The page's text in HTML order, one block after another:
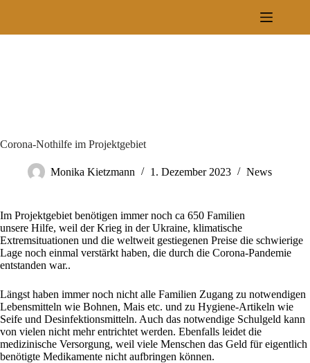
Corona-Nothilfe im Projektgebiet
Monika Kietzmann 1. Dezember 2023 News
Im Projektgebiet benötigen immer noch ca 650 Familien
unsere Hilfe, weil der Krieg in der Ukraine, klimatische
Extremsituationen und die weltweit gestiegenen Preise die schwierige
Lage noch einmal verstärkt haben, die durch die Corona-Pandemie
entstanden war..
Längst haben immer noch nicht alle Familien Zugang zu notwendigen
Lebensmitteln wie Bohnen, Mais etc. und zu Hygiene-Artikeln wie
Seife und Desinfektionsmitteln. Auch das notwendige Schulgeld kann
von vielen nicht mehr entrichtet werden. Ebenfalls leidet die
medizinische Versorgung, weil viele Menschen das Geld für eigentlich
benötigte Medikamente nicht aufbringen können.